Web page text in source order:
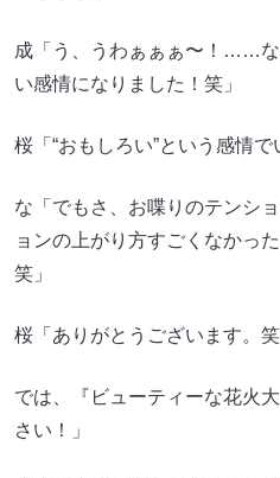
成「う、うわぁぁぁ〜！……
い感情になりました！笑」
桜「“おもしろい”という感情で
な「でもさ、お喋りのテンシ
ョンの上がり方すごくなかっ
笑」
桜「ありがとうございます。笑
では、『ビューティーな花火
さい！」